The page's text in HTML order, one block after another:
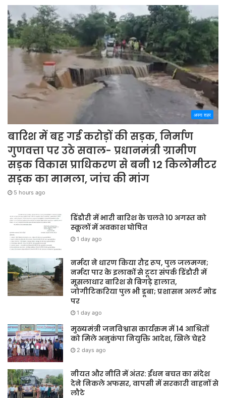
अपना शहर
बारिश में बह गई करोड़ों की सड़क, निर्माण
गुणवत्ता पर उठे सवाल- प्रधानमंत्री ग्रामीण
सड़क विकास प्राधिकरण से बनी 12 किलोमीटर
सड़क का मामला, जांच की मांग
5 hours ago
डिंडौरी में भारी बारिश के चलते 10 अगस्त को
स्कूलों में अवकाश घोषित
1 day ago
नर्मदा ने धारण किया रौद्र रूप, पुल जलमग्न;
नर्मदा पार के इलाकों से टूटा संपर्क डिंडौरी में
मूसलाधार बारिश से बिगड़े हालात,
जोगीटिकरिया पुल भी डूबा; प्रशासन अलर्ट मोड
पर
1 day ago
मुख्यमंत्री जनविश्वास कार्यक्रम में 14 आश्रितों
को मिले अनुकंपा नियुक्ति आदेश, खिले चेहरे
2 days ago
नीयत और नीति में अंतर: ईंधन बचत का संदेश
देने निकले अफसर, वापसी में सरकारी वाहनों से
लौटे